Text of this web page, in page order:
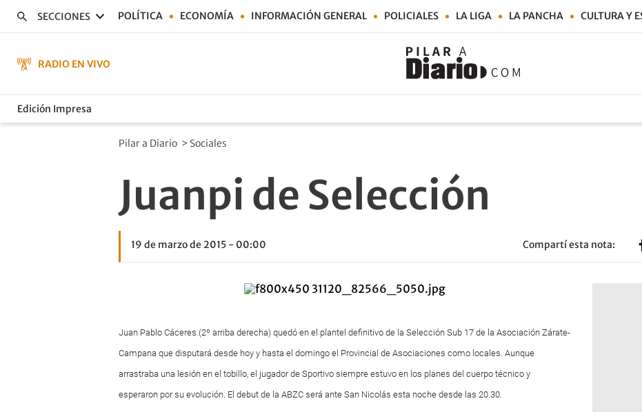
SECCIONES POLÍTICA ECONOMÍA INFORMACIÓN GENERAL POLICIALES LA LIGA LA PANCHA CULTURA Y
RADIO EN VIVO
Edición Impresa
Pilar a Diario > Sociales
Juanpi de Selección
19 de marzo de 2015 - 00:00 Compartí esta nota:
Juan Pablo Cáceres (2º arriba derecha) quedó en el plantel definitivo de la Selección Sub 17 de la Asociación Zárate-
Campana que disputará desde hoy y hasta el domingo el Provincial de Asociaciones como locales. Aunque
arrastraba una lesión en el tobillo, el jugador de Sportivo siempre estuvo en los planes del cuerpo técnico y
esperaron por su evolución. El debut de la ABZC será ante San Nicolás esta noche desde las 20.30.